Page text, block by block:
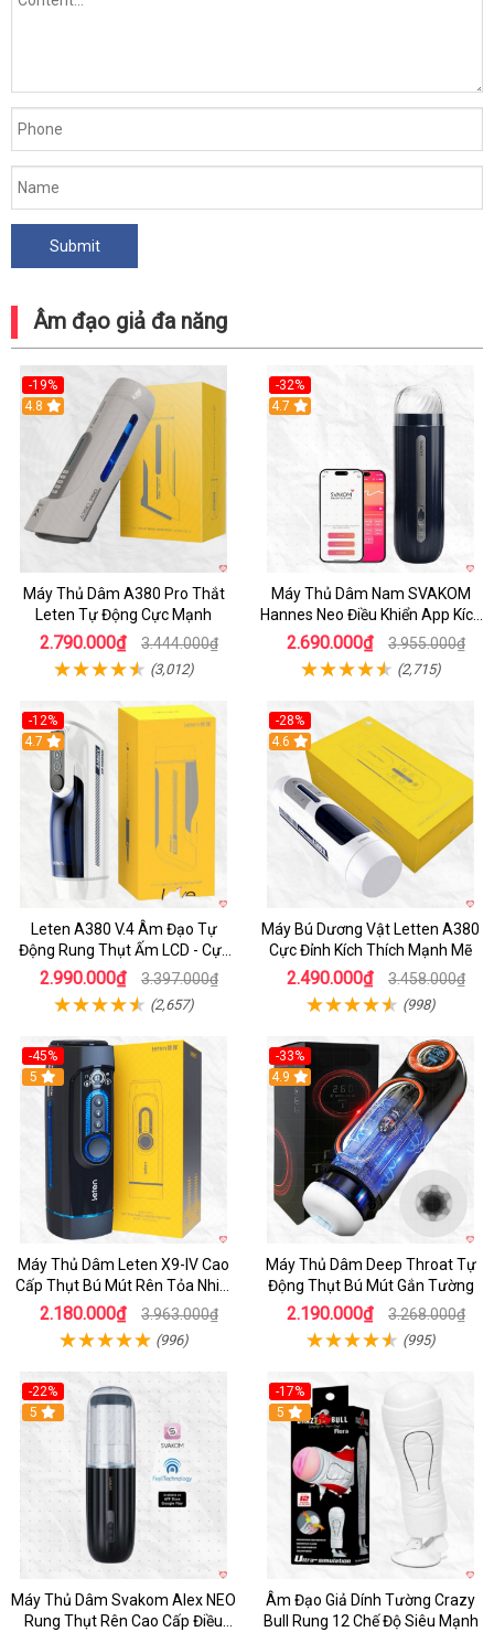
Âm đạo giả đa năng
-19%
Hot
4.8
Máy Thủ Dâm A380 Pro Thắt
Leten Tự Động Cực Mạnh
2.790.000₫ 3.444.000₫
(3,012)
-32%
Hot
4.7
Máy Thủ Dâm Nam SVAKOM
Hannes Neo Điều Khiển App Kích
Thích
2.690.000₫ 3.955.000₫
(2,715)
-12%
Hot
4.7
Leten A380 V.4 Âm Đạo Tự
Động Rung Thụt Ấm LCD - Cực
Phê
2.990.000₫ 3.397.000₫
(2,657)
-28%
Hot
4.6
Máy Bú Dương Vật Letten A380
Cực Đỉnh Kích Thích Mạnh Mẽ
2.490.000₫ 3.458.000₫
(998)
-45%
Hot
5
Máy Thủ Dâm Leten X9-IV Cao
Cấp Thụt Bú Mút Rên Tỏa Nhiệt
Sạc Pin
2.180.000₫ 3.963.000₫
(996)
-33%
Hot
4.9
Máy Thủ Dâm Deep Throat Tự
Động Thụt Bú Mút Gắn Tường
2.190.000₫ 3.268.000₫
(995)
-22%
5
Máy Thủ Dâm Svakom Alex NEO
Rung Thụt Rên Cao Cấp Điều
-17%
5
Âm Đạo Giả Dính Tường Crazy
Bull Rung 12 Chế Độ Siêu Mạnh